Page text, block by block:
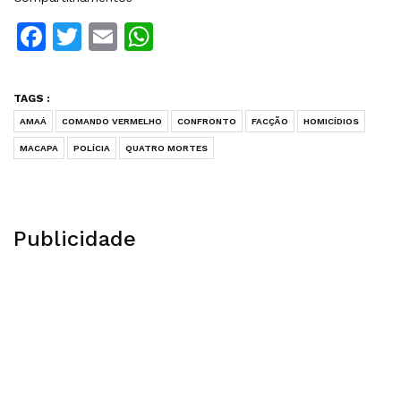
Facebook
Twitter
Email
TAGS :
AMAÁ COMANDO VERMELHO CONFRONTO FACÇÃO HOMICÍDIOS
MACAPA POLÍCIA QUATRO MORTES
Publicidade